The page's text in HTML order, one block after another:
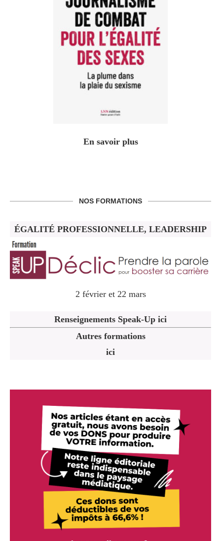
En savoir plus
NOS FORMATIONS
ÉGALITÉ PROFESSIONNELLE, LEADERSHIP
2 février et 22 mars
Renseignements Speak-Up ici
Autres formations
ici